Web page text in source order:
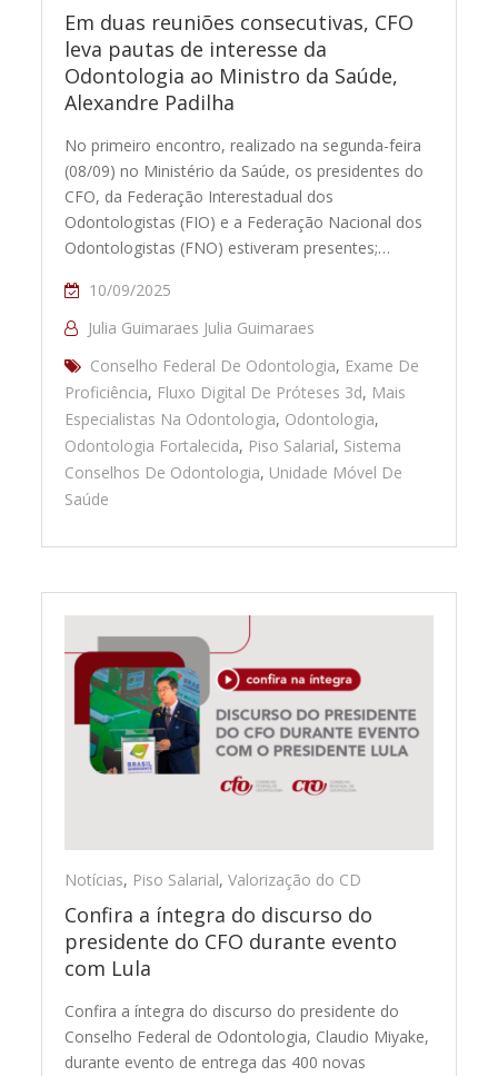
Em duas reuniões consecutivas, CFO
leva pautas de interesse da
Odontologia ao Ministro da Saúde,
Alexandre Padilha
No primeiro encontro, realizado na segunda-feira
(08/09) no Ministério da Saúde, os presidentes do
CFO, da Federação Interestadual dos
Odontologistas (FIO) e a Federação Nacional dos
Odontologistas (FNO) estiveram presentes;…
10/09/2025
Julia Guimaraes Julia Guimaraes
Conselho Federal De Odontologia, Exame De
Proficiência, Fluxo Digital De Próteses 3d, Mais
Especialistas Na Odontologia, Odontologia,
Odontologia Fortalecida, Piso Salarial, Sistema
Conselhos De Odontologia, Unidade Móvel De
Saúde
Notícias, Piso Salarial,Valorização do CD
Confira a íntegra do discurso do
presidente do CFO durante evento
com Lula
Confira a íntegra do discurso do presidente do
Conselho Federal de Odontologia, Claudio Miyake,
durante evento de entrega das 400 novas